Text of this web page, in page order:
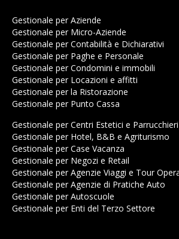
Gestionale per Aziende
Gestionale per Micro-Aziende
Gestionale per Contabilità e Dichiarativi
Gestionale per Paghe e Personale
Gestionale per Condomini e immobili
Gestionale per Locazioni e affitti
Gestionale per la Ristorazione
Gestionale per Punto Cassa
Gestionale per Centri Estetici e Parrucchieri
Gestionale per Hotel, B&B e Agriturismo
Gestionale per Case Vacanza
Gestionale per Negozi e Retail
Gestionale per Agenzie Viaggi e Tour
Gestionale per Agenzie di Pratiche Auto
Gestionale per Autoscuole
Gestionale per Enti del Terzo Settore